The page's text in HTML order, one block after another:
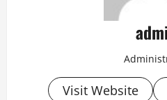
Visit Website